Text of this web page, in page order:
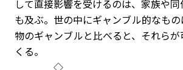
して直接影響を受けるのは、家族や
も及ぶ。世の中にギャンブル的なも
物のギャンブルと比べると、それら
くる。
◇